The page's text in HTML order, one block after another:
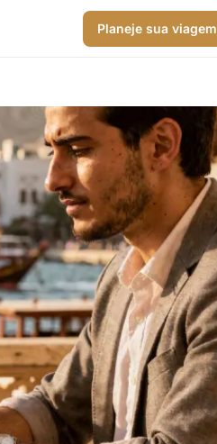
Planeje sua viagem